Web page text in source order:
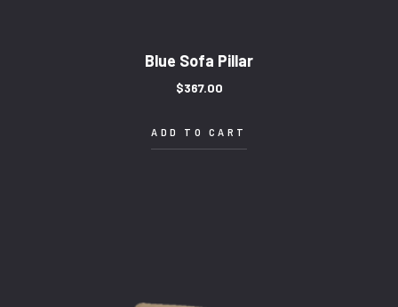
Blue Sofa Pillar
$367.00
ADD TO CART